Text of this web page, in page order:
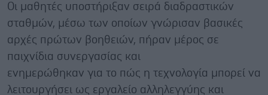
Οι μαθητές υποστήριξαν σειρά διαδραστικών
σταθμών, μέσω των οποίων γνώρισαν βασικές
αρχές πρώτων βοηθειών, πήραν μέρος σε
παιχνίδια συνεργασίας και
ενημερώθηκαν για το πώς η τεχνολογία μπορεί να
λειτουργήσει ως εργαλείο αλληλεγγύης και